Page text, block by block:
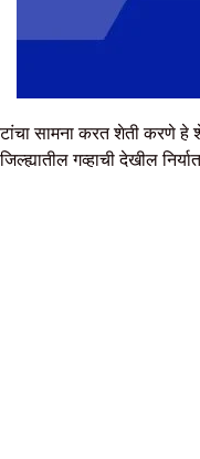
सामना करत शेती
गव्हाची देखील